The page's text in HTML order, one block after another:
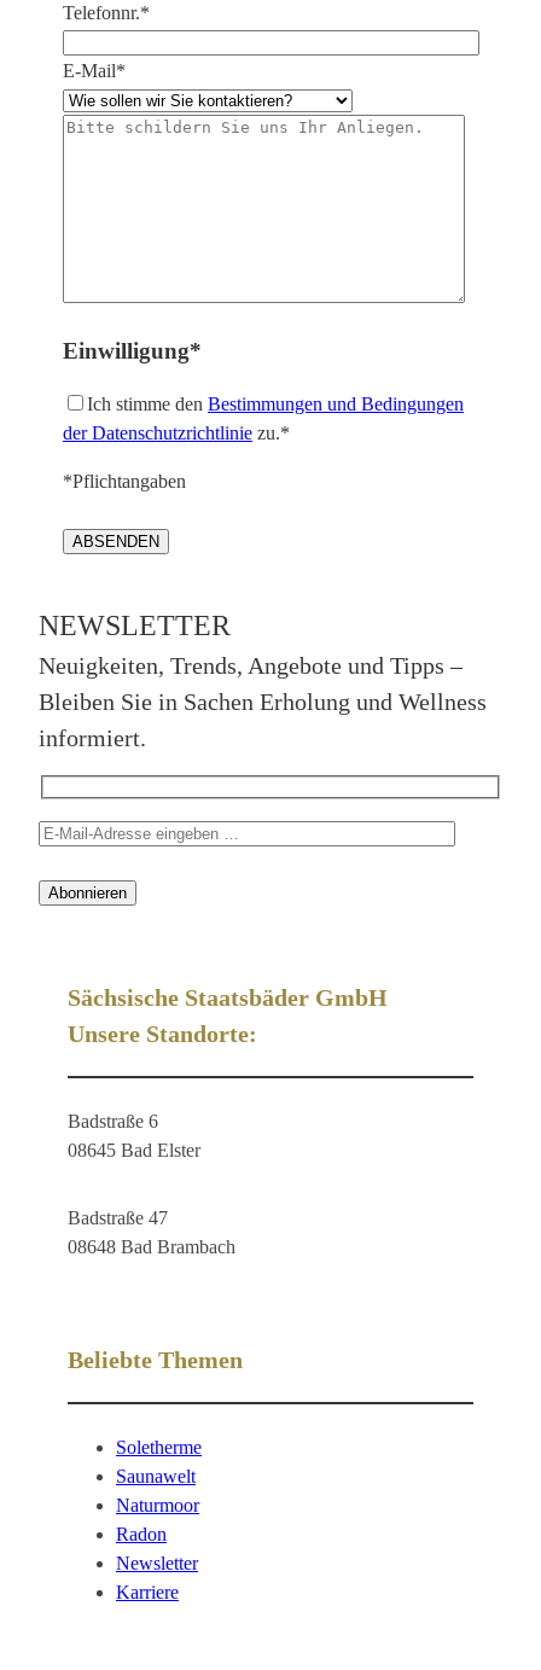
Telefonnr.*
E-Mail*
Einwilligung*
Ich stimme den Bestimmungen und Bedingungen
der Datenschutzrichtlinie zu.*
*Pflichtangaben
NEWSLETTER
Neuigkeiten, Trends, Angebote und Tipps –
Bleiben Sie in Sachen Erholung und Wellness
informiert.
Sächsische Staatsbäder GmbH
Unsere Standorte:
Badstraße 6
08645 Bad Elster
Badstraße 47
08648 Bad Brambach
Beliebte Themen
Soletherme
Saunawelt
Naturmoor
Radon
Newsletter
Karriere